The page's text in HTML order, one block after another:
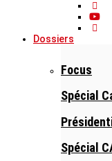
Dossiers
Focus
Spécial
Spécial